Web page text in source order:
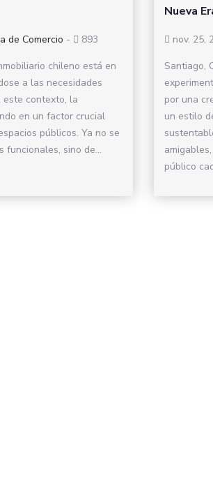
de Comercio -
893
chileno está en
a las necesidades
este contexto, la
en un factor crucial
públicos. Ya no se
sino de...
Nueva
nov. 25,
Santiago,
por una
un estilo
público